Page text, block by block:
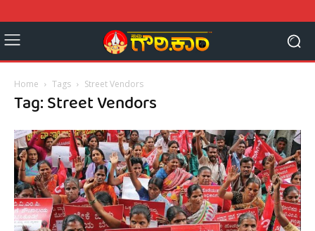
Home Tags Street Vendors
Tag: Street Vendors